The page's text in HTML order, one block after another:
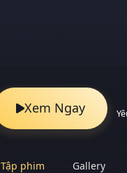
Xem Ngay
Tập phim Gallery